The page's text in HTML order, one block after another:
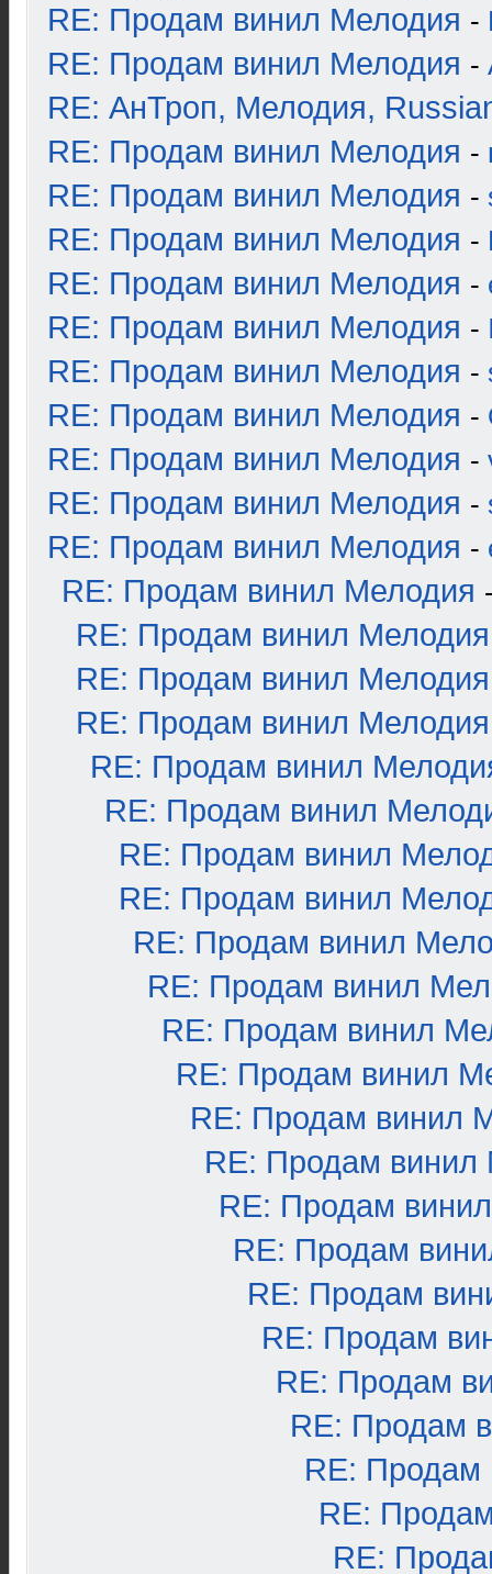
RE: Продам винил Мелодия -
RE: Продам винил Мелодия -
RE: АнТроп, Мелодия,
RE: Продам винил Мелодия -
RE: Продам винил Мелодия -
RE: Продам винил Мелодия -
RE: Продам винил Мелодия -
RE: Продам винил Мелодия -
RE: Продам винил Мелодия -
RE: Продам винил Мелодия -
RE: Продам винил Мелодия -
RE: Продам винил Мелодия -
RE: Продам винил Мелодия -
RE: Продам винил Мелодия
RE: Продам винил Мелодия
RE: Продам винил Мелодия
RE: Продам винил Мелодия
RE: Продам винил
RE: Продам винил
RE: Продам винил
RE: Продам винил
RE: Продам винил
RE: Продам винил
RE: Продам винил
RE: Продам винил
RE: Продам винил
RE: Продам винил
RE: Продам
RE: Продам
RE: Продам
RE: Продам
RE: Продам
RE: Продам
RE: Продам
RE:
RE: